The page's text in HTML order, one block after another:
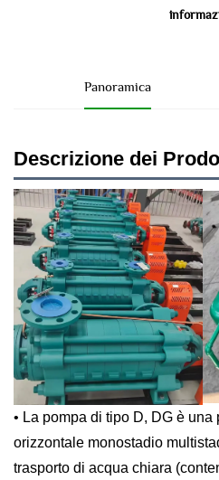
Panoramica
Descrizione dei
• La pompa di tipo D, DG è una
orizzontale monostadio
trasporto di acqua chiara